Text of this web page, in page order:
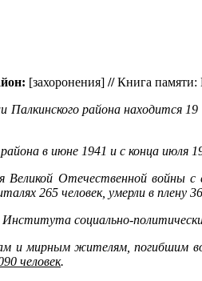
[захоронения] //Книга памяти:
района находится
в июне 1941 и с конца июля
Великой Отечественной войны с
265 человек, умерли в плену
социально-
и мирным жителям, погибшим во
человек.